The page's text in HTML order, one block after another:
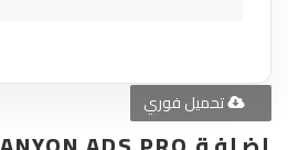
تحميل فوري